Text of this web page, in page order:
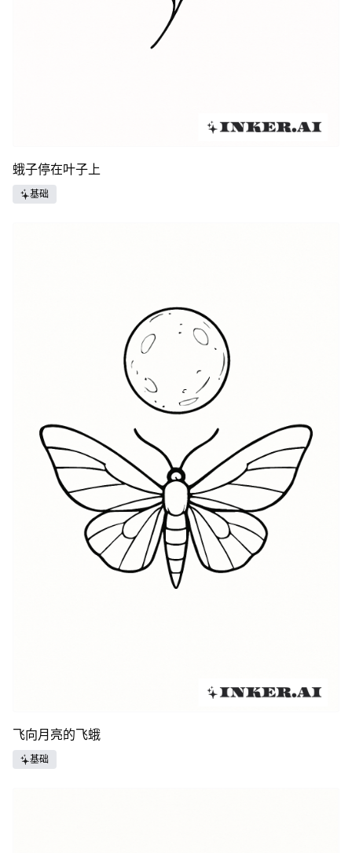
蛾子停在叶子上
基础
飞向月亮的飞蛾
基础